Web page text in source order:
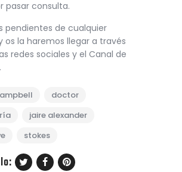
pasar consulta.
pendientes de cualquier
os la haremos llegar a través
redes sociales y el Canal de
doctor
jaire alexander
stokes